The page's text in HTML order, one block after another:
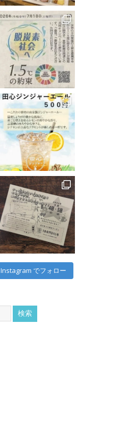
Instagram でフォロー